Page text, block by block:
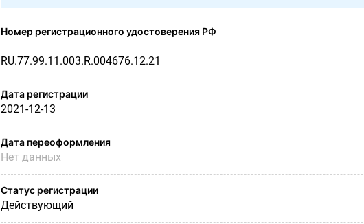
Номер регистрационного удостоверения РФ
RU.77.99.11.003.R.004676.12.21
Дата регистрации
2021-12-13
Дата переоформления
Нет данных
Статус регистрации
Действующий